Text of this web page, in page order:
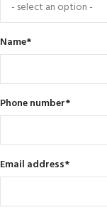
Name*
Phone number*
Email address*